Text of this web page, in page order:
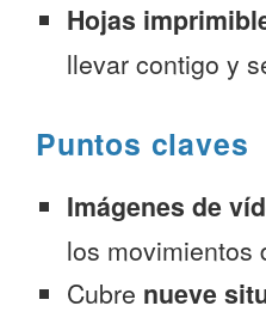
Hojas
llevar contigo y
Puntos claves
Imágenes de
los movimientos
Cubre nueve